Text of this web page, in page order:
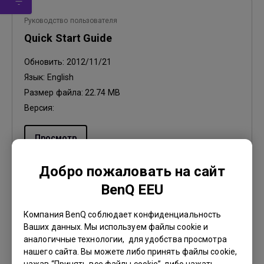
Добро пожаловать на сайт
BenQ EEU
Компания BenQ соблюдает конфиденциальность
Ваших данных. Мы используем файлы cookie и
аналогичные технологии, для удобства просмотра
нашего сайта. Вы можете либо принять файлы cookie,
Руководство пользователя
Quick Start Guide
Обновить: 2012/11/21
Язык: English
Размер файла: 22.74 MB
Версия:
Просмотр
Руководство пользователя
User Manual
Обновить:2012/11/21